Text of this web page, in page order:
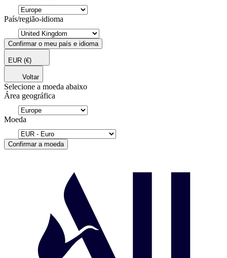
País/região-idioma
Confirmar o meu país e idioma
EUR (€)
Voltar
Selecione a moeda abaixo
Área geográfica
Moeda
Confirmar a moeda